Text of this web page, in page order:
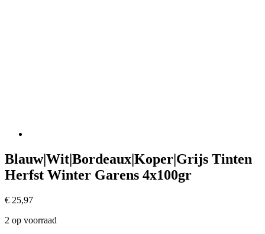
Blauw|Wit|Bordeaux|Koper|Grijs Tinten
Herfst Winter Garens 4x100gr
€ 25,97
2 op voorraad